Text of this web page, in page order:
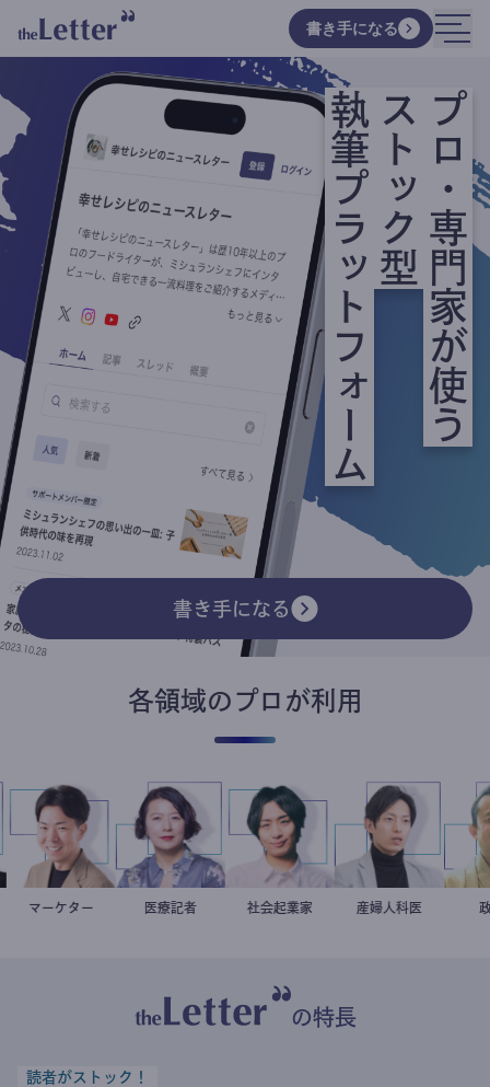
書き手になる
プロ・専門家が使う
ストック型
執筆プラットフォーム
書き手になる
各領域のプロが利用
室谷良平
マーケター 岩永直子
医療記者 駒崎弘樹
社会起業家 重見大介
産婦人科医
の特長
読者がストック！